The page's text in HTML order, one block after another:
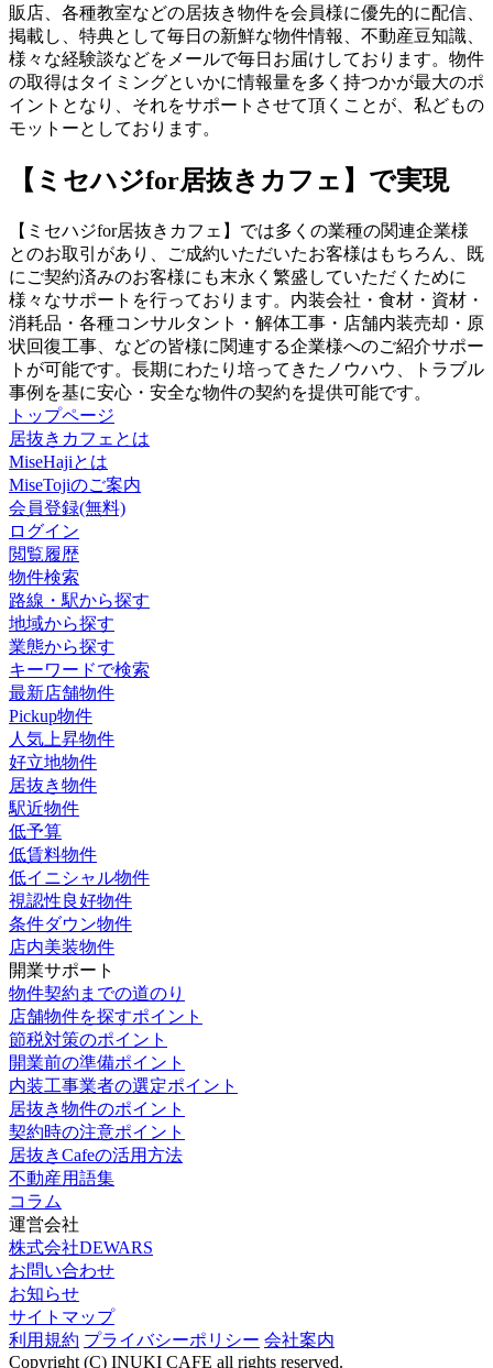
販店、各種教室などの居抜き物件を会員様に優先的に配信、
掲載し、特典として毎日の新鮮な物件情報、不動産豆知識、
様々な経験談などをメールで毎日お届けしております。物件
の取得はタイミングといかに情報量を多く持つかが最大のポ
イントとなり、それをサポートさせて頂くことが、私どもの
モットーとしております。
【ミセハジfor居抜きカフェ】で実現
【ミセハジfor居抜きカフェ】では多くの業種の関連企業様
とのお取引があり、ご成約いただいたお客様はもちろん、既
にご契約済みのお客様にも末永く繁盛していただくために
様々なサポートを行っております。内装会社・食材・資材・
消耗品・各種コンサルタント・解体工事・店舗内装売却・原
状回復工事、などの皆様に関連する企業様へのご紹介サポー
トが可能です。長期にわたり培ってきたノウハウ、トラブル
事例を基に安心・安全な物件の契約を提供可能です。
トップページ
居抜きカフェとは
MiseHajiとは
MiseTojiのご案内
会員登録(無料)
ログイン
閲覧履歴
物件検索
路線・駅から探す
地域から探す
業態から探す
キーワードで検索
最新店舗物件
Pickup物件
人気上昇物件
好立地物件
居抜き物件
駅近物件
低予算
低賃料物件
低イニシャル物件
視認性良好物件
条件ダウン物件
店内美装物件
開業サポート
物件契約までの道のり
店舗物件を探すポイント
節税対策のポイント
開業前の準備ポイント
内装工事業者の選定ポイント
居抜き物件のポイント
契約時の注意ポイント
居抜きCafeの活用方法
不動産用語集
コラム
運営会社
株式会社DEWARS
お問い合わせ
お知らせ
サイトマップ
利用規約 プライバシーポリシー 会社案内
Copyright (C) INUKI CAFE all rights reserved.